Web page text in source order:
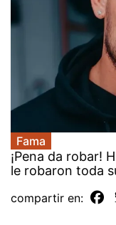
Fama
¡Pena da robar!
le robaron toda
compartir en: